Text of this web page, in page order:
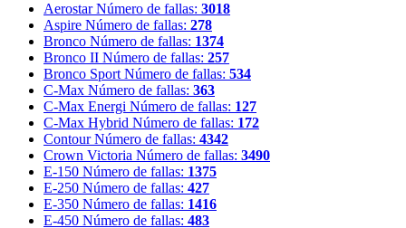
Aerostar Número de fallas: 3018
Aspire Número de fallas: 278
Bronco Número de fallas: 1374
Bronco II Número de fallas: 257
Bronco Sport Número de fallas: 534
C-Max Número de fallas: 363
C-Max Energi Número de fallas: 127
C-Max Hybrid Número de fallas: 172
Contour Número de fallas: 4342
Crown Victoria Número de fallas: 3490
E-150 Número de fallas: 1375
E-250 Número de fallas: 427
E-350 Número de fallas: 1416
E-450 Número de fallas: 483